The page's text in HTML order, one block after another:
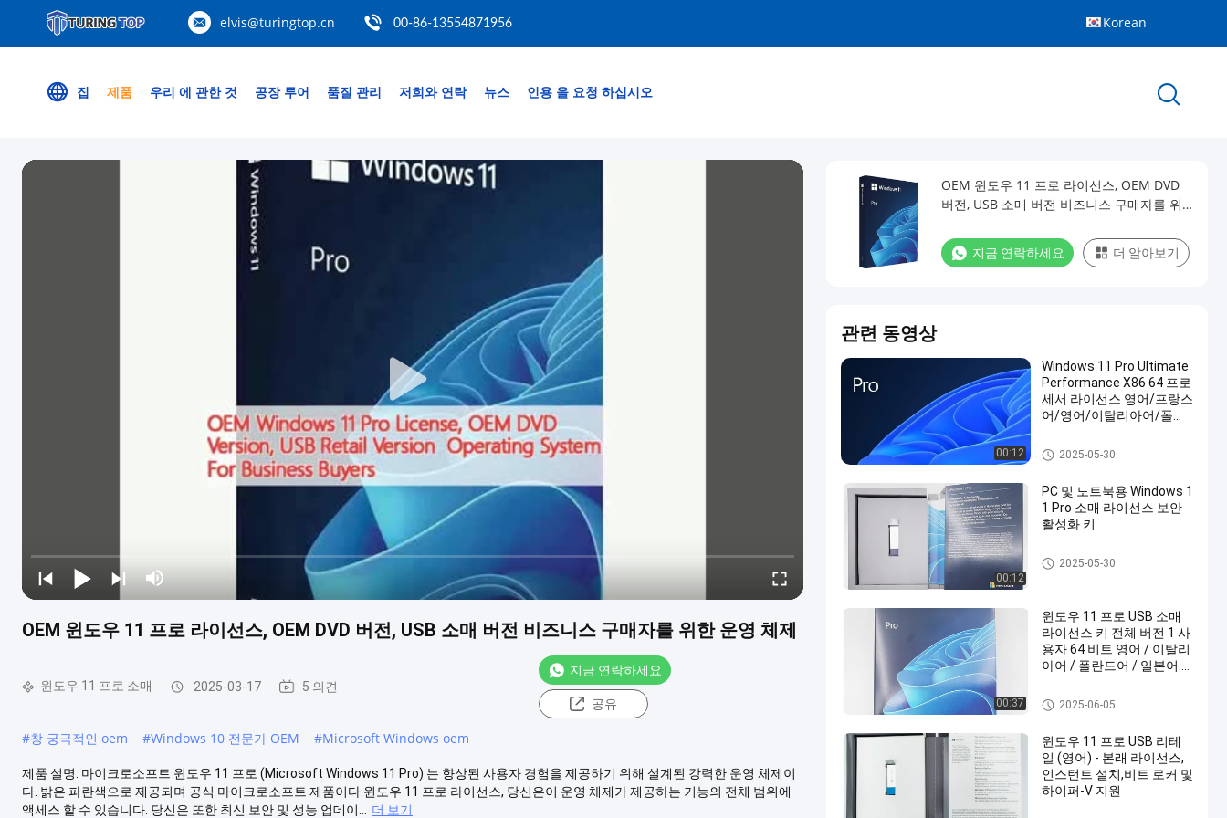
elvis@turingtop.cn 00-86-13554871956 Korean
집 제품 우리 에 관한 것 공장 투어 품질 관리 저희와 연락 뉴스 인용 을 요청 하십시오
OEM 윈도우 11 프로 라이선스, OEM DVD 버전, USB 소매 버전 비즈니스 구매자를 위한 운영 체제
윈도우 11 프로 소매 2025-03-17 5 의견
지금 연락하세요
공유
#창 궁극적인 oem #Windows 10 전문가 OEM #Microsoft Windows oem
제품 설명: 마이크로소프트 윈도우 11 프로 (Microsoft Windows 11 Pro) 는 향상된 사용자 경험을 제공하기 위해 설계된 강력한 운영 체제이
다. 밝은 파란색으로 제공되며 공식 마이크로소프트 제품이다.윈도우 11 프로 라이선스, 당신은이 운영 체제가 제공하는 기능의 전체 범위에
액세스 할 수 있습니다. 당신은 또한 최신 보안 및 성능 업데이...
더 보기
OEM 윈도우 11 프로 라이선스, OEM DVD
버전, USB 소매 버전 비즈니스 구매자를 위
지금 연락하세요 더 알아보기
관련 동영상
00:12
Windows 11 Pro Ultimate
Performance X86 64 프로
세서 라이선스 영어/프랑스
어/영어/이탈리아어/폴란
윈도우 11 프로 소매
2025-05-30
00:12
PC 및 노트북용 Windows 1
1 Pro 소매 라이선스 보안
활성화 키
윈도우 11 프로 소매
2025-05-30
00:37
윈도우 11 프로 USB 소매
라이선스 키 전체 버전 1 사
용자 64 비트 영어 / 이탈리
아어 / 폴란드어 / 일본어 /
윈도우 11 프로 소매
2025-06-05
윈도우 11 프로 USB 리테
일 (영어) - 본래 라이선스,
인스턴트 설치,비트 로커 및
하이퍼-V 지원